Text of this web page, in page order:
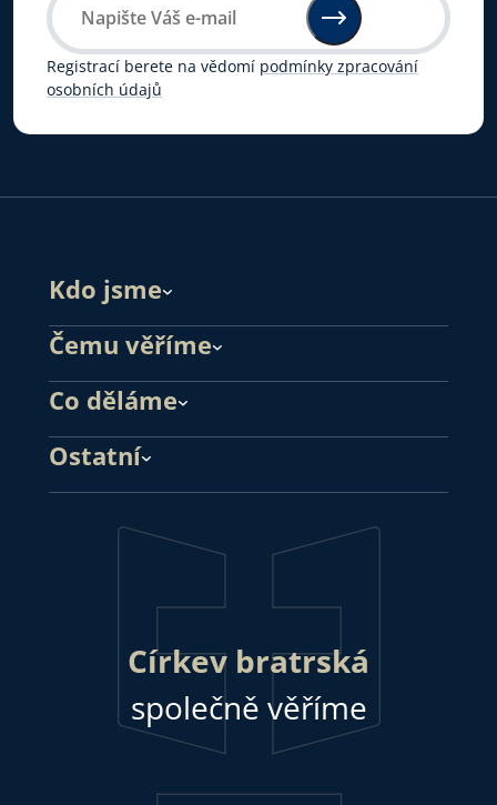
Registrací berete na vědomí podmínky zpracování
osobních údajů
Kdo jsme
Čemu věříme
Co děláme
Ostatní
Církev bratrská
společně věříme